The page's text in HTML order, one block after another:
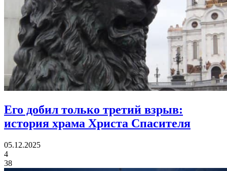
Его добил только третий взрыв:
история храма Христа Спасителя
05.12.2025
4
38